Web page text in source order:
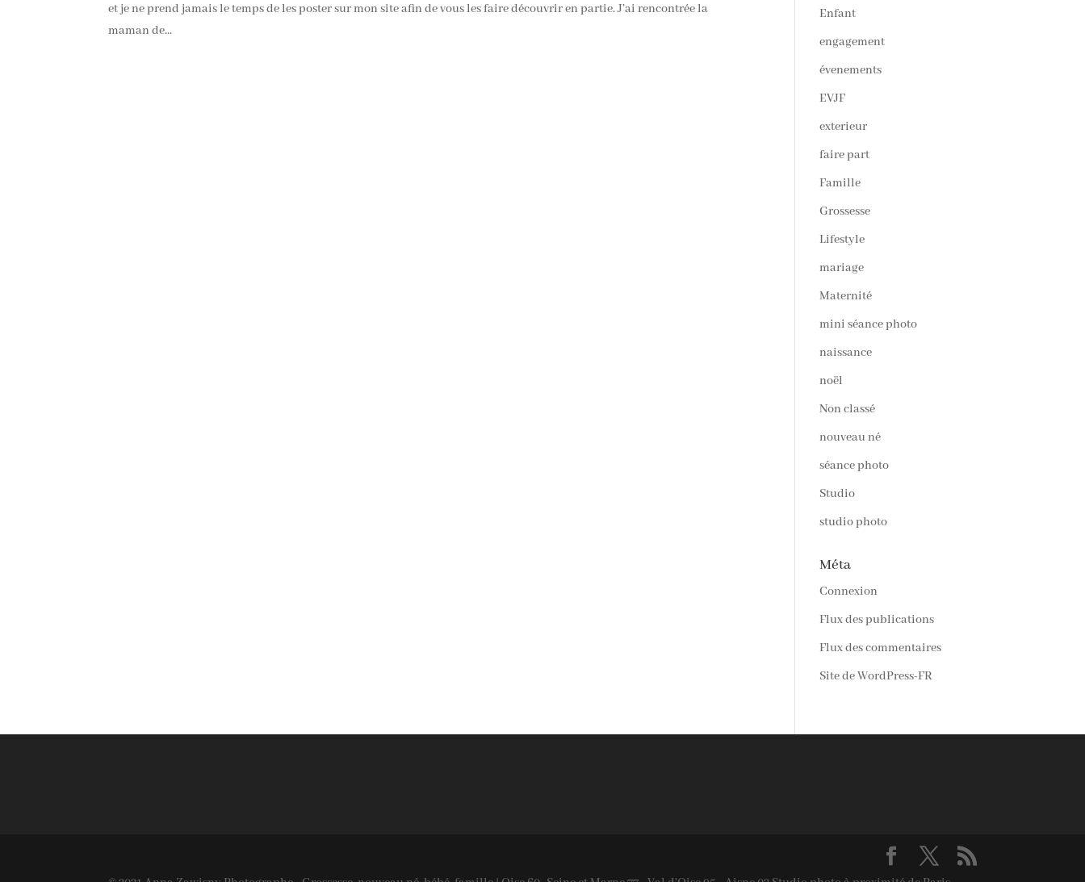
et je ne prend jamais le temps de les poster sur mon site afin de vous les faire découvrir en partie. J’ai rencontrée la
maman de...
Enfant
engagement
évenements
EVJF
exterieur
faire part
Famille
Grossesse
Lifestyle
mariage
Maternité
mini séance photo
naissance
noël
Non classé
nouveau né
séance photo
Studio
studio photo
Méta
Connexion
Flux des publications
Flux des commentaires
Site de WordPress-FR